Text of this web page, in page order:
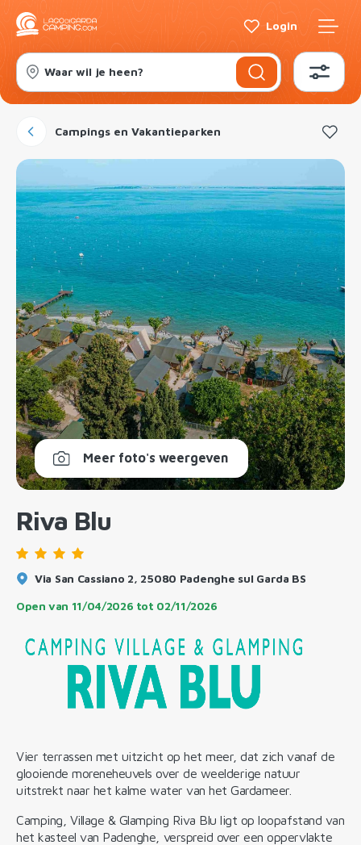
Login
Waar wil je heen?
Campings en Vakantieparken
Meer foto's weergeven
Riva Blu
Via San Cassiano 2, 25080 Padenghe sul Garda BS
Open van 11/04/2026 tot 02/11/2026
Vier terrassen met uitzicht op het meer, dat zich vanaf de
glooiende moreneheuvels over de weelderige natuur
uitstrekt naar het kalme water van het Gardameer.
Camping, Village & Glamping Riva Blu ligt op loopafstand van
het kasteel van Padenghe, verspreid over een oppervlakte